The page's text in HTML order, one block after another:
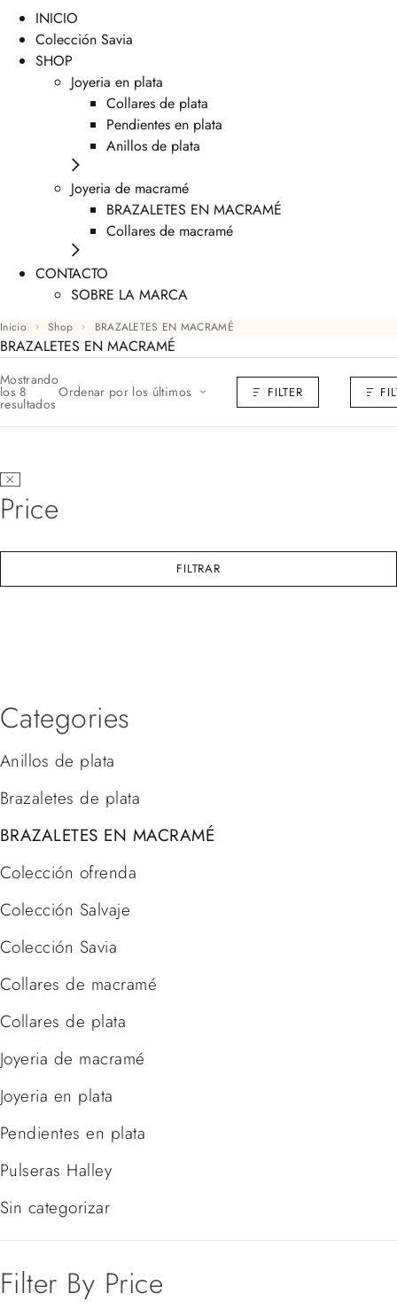
INICIO
Colección Savia
SHOP
Joyeria en plata
Collares de plata
Pendientes en plata
Anillos de plata
Joyeria de macramé
BRAZALETES EN MACRAMÉ
Collares de macramé
CONTACTO
SOBRE LA MARCA
Inicio Shop BRAZALETES EN MACRAMÉ
BRAZALETES EN MACRAMÉ
Mostrando
los 8
resultados
Ordenar por los últimos FILTER
Price
FILTRAR
Categories
Anillos de plata
Brazaletes de plata
BRAZALETES EN MACRAMÉ
Colección ofrenda
Colección Salvaje
Colección Savia
Collares de macramé
Collares de plata
Joyeria de macramé
Joyeria en plata
Pendientes en plata
Pulseras Halley
Sin categorizar
Filter By Price